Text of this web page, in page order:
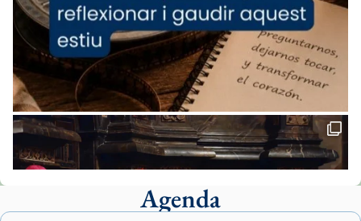
«Avui les santes Juliana i Semproniana ens
ajuden a alçar la mirada»
Mons. Sergi Gordo, bisbe de Tortosa, ha
presidit aquest 27 de juliol la missa de Les
Santes de Mataró.
🔗tinyurl.com/cvu5jmbk
📸 J. Merino
Agenda